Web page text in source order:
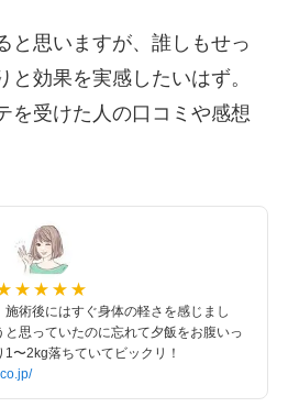
と思いますが、誰しもせっ
と効果を実感したいはず。
を受けた人の口コミや感想
術後にはすぐ身体の軽さを感じまし
思っていたのに忘れて夕飯をお腹いっ
〜2kg落ちていてビックリ！